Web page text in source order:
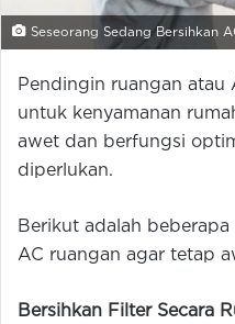
Seseorang Sedang Bersihkan
Pendingin ruangan atau
untuk kenyamanan
awet dan berfungsi
diperlukan.
Berikut adalah
AC ruangan agar tetap
Bersihkan Filter Secara